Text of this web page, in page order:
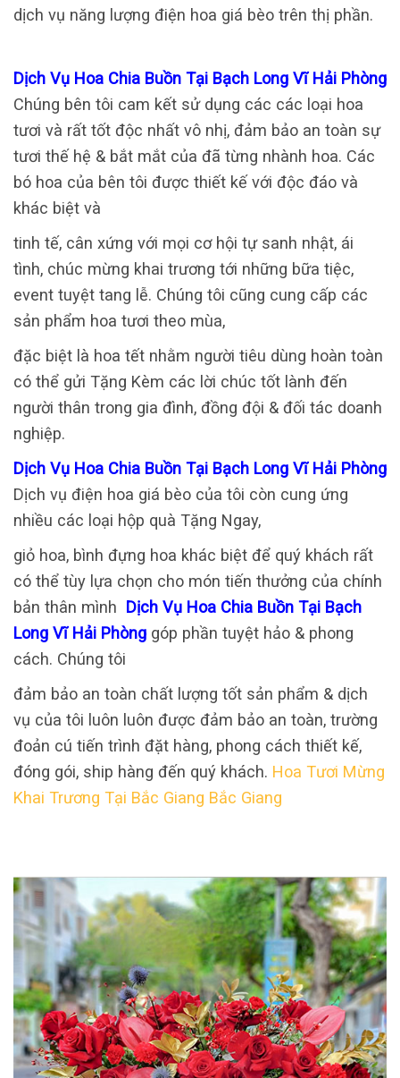
dịch vụ năng lượng điện hoa giá bèo trên thị phần.
Dịch Vụ Hoa Chia Buồn Tại Bạch Long Vĩ Hải Phòng
Chúng bên tôi cam kết sử dụng các các loại hoa
tươi và rất tốt độc nhất vô nhị, đảm bảo an toàn sự
tươi thế hệ & bắt mắt của đã từng nhành hoa. Các
bó hoa của bên tôi được thiết kế với độc đáo và
khác biệt và
tinh tế, cân xứng với mọi cơ hội tự sanh nhật, ái
tình, chúc mừng khai trương tới những bữa tiệc,
event tuyệt tang lễ. Chúng tôi cũng cung cấp các
sản phẩm hoa tươi theo mùa,
đặc biệt là hoa tết nhằm người tiêu dùng hoàn toàn
có thể gửi Tặng Kèm các lời chúc tốt lành đến
người thân trong gia đình, đồng đội & đối tác doanh
nghiệp.
Dịch Vụ Hoa Chia Buồn Tại Bạch Long Vĩ Hải Phòng
Dịch vụ điện hoa giá bèo của tôi còn cung ứng
nhiều các loại hộp quà Tặng Ngay,
giỏ hoa, bình đựng hoa khác biệt để quý khách rất
có thể tùy lựa chọn cho món tiến thưởng của chính
bản thân mình Dịch Vụ Hoa Chia Buồn Tại Bạch
Long Vĩ Hải Phòng góp phần tuyệt hảo & phong
cách. Chúng tôi
đảm bảo an toàn chất lượng tốt sản phẩm & dịch
vụ của tôi luôn luôn được đảm bảo an toàn, trường
đoản cú tiến trình đặt hàng, phong cách thiết kế,
đóng gói, ship hàng đến quý khách. Hoa Tươi Mừng
Khai Trương Tại Bắc Giang Bắc Giang